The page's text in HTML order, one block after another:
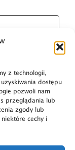
z technologii,
dostępu
pozwoli nam
przeglądania lub
zgody lub
cechy i